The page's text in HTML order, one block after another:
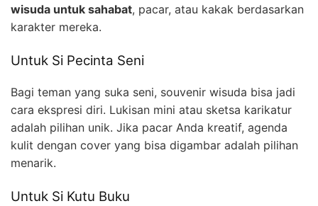
wisuda untuk sahabat, pacar, atau kakak berdasarkan
karakter mereka.
Untuk Si Pecinta Seni
Bagi teman yang suka seni, souvenir wisuda bisa jadi
cara ekspresi diri. Lukisan mini atau sketsa karikatur
adalah pilihan unik. Jika pacar Anda kreatif, agenda
kulit dengan cover yang bisa digambar adalah pilihan
menarik.
Untuk Si Kutu Buku